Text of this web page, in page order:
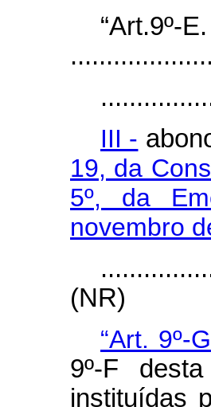
“Art.9º-E.
III -
19, da
5º, da
novembro
(NR)
“Art. 9º-G
9º-F
instituídas